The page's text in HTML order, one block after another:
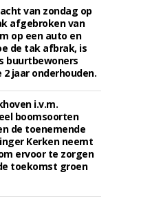
van zondag op
afgebroken van
op een auto en
de tak afbrak, is
buurtbewoners
jaar onderhouden.
i.v.m.
boomsoorten
de toenemende
Kerken neemt
ervoor te zorgen
toekomst groen